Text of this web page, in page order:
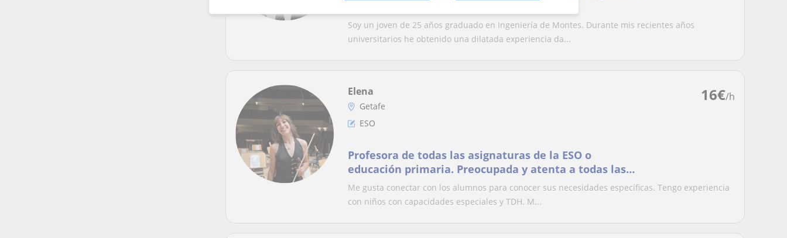
Soy un joven de 25 años graduado en Ingeniería de Montes. Durante mis recientes años
universitarios he obtenido una dilatada experiencia da...
16€/h
Elena
Getafe
ESO
Profesora de todas las asignaturas de la ESO o
educación primaria. Preocupada y atenta a todas las
necesidades del alumno.
Me gusta conectar con los alumnos para conocer sus necesidades específicas. Tengo experiencia
con niños con capacidades especiales y TDH. M...